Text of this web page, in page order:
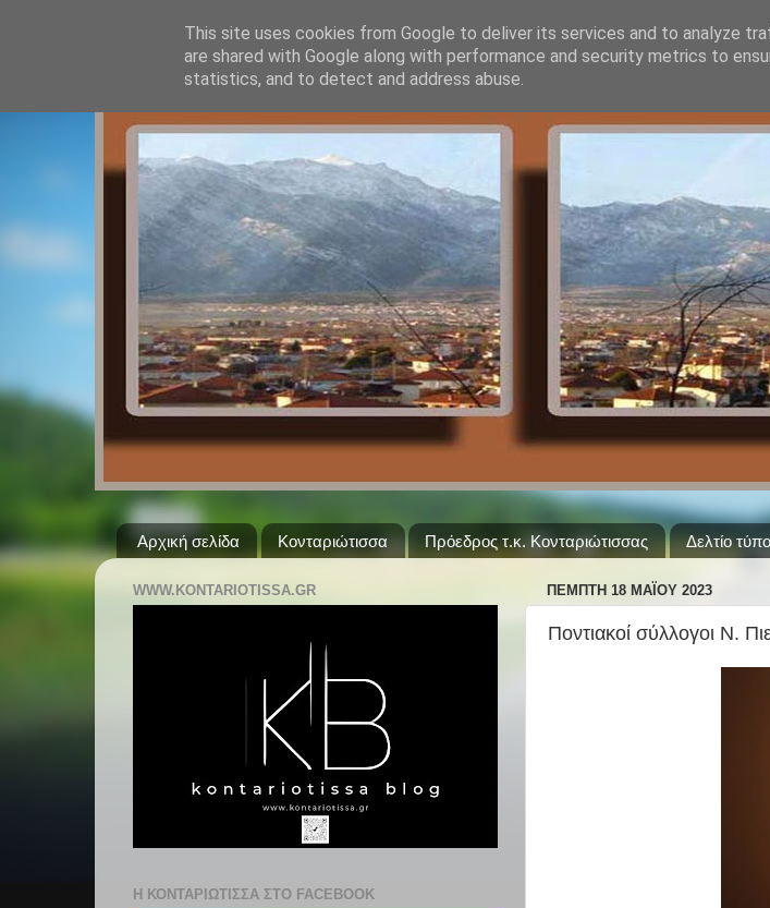
Αρχική σελίδα Κονταριώτισσα Πρόεδρος τ.κ. Κονταριώτισσας Δελτίο
ΠΈΜΠΤΗ 18 ΜΑΪ́ΟΥ 2023
Ποντιακοί σύλλογοι Ν.
WWW.KONTARIOTISSA.GR
Η ΚΟΝΤΑΡΙΩΤΙΣΣΑ ΣΤΟ FACEBOOK
This site uses cookies from Google to deliver its services and to analyze
are shared with Google along with performance and security metrics to
statistics, and to detect and address abuse.